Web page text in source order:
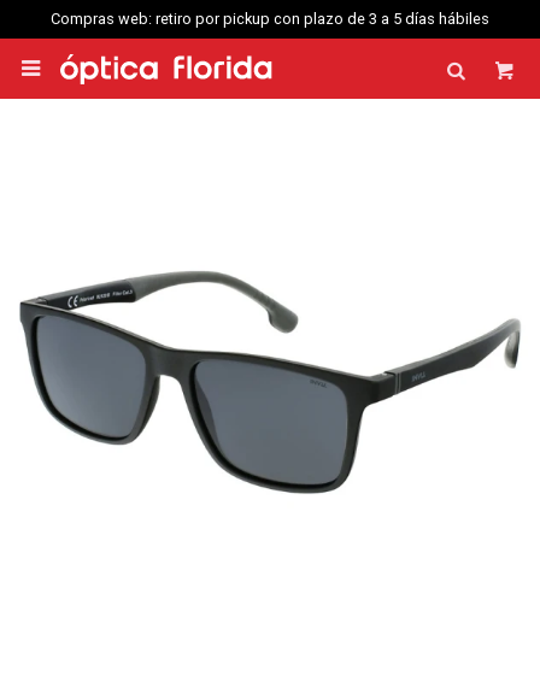
web: retiro por pickup con plazo de 3 a 5 días hábiles Compras web
